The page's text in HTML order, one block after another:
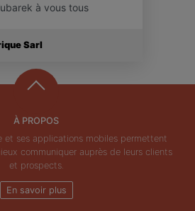
à vous tous
Sarl
À PROPOS
et ses applications mobiles permettent
communiquer auprès de leurs clients
et prospects.
En savoir plus